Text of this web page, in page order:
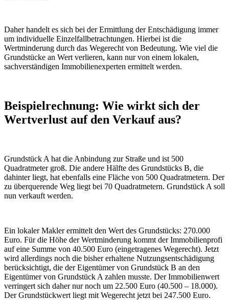
Daher handelt es sich bei der Ermittlung der Entschädigung immer
um individuelle Einzelfallbetrachtungen. Hierbei ist die
Wertminderung durch das Wegerecht von Bedeutung. Wie viel die
Grundstücke an Wert verlieren, kann nur von einem lokalen,
sachverständigen Immobilienexperten ermittelt werden.
Beispielrechnung: Wie wirkt sich der
Wertverlust auf den Verkauf aus?
Grundstück A hat die Anbindung zur Straße und ist 500
Quadratmeter groß. Die andere Hälfte des Grundstücks B, die
dahinter liegt, hat ebenfalls eine Fläche von 500 Quadratmetern. Der
zu überquerende Weg liegt bei 70 Quadratmetern. Grundstück A soll
nun verkauft werden.
Ein lokaler Makler ermittelt den Wert des Grundstücks: 270.000
Euro. Für die Höhe der Wertminderung kommt der Immobilienprofi
auf eine Summe von 40.500 Euro (eingetragenes Wegerecht). Jetzt
wird allerdings noch die bisher erhaltene Nutzungsentschädigung
berücksichtigt, die der Eigentümer von Grundstück B an den
Eigentümer von Grundstück A zahlen musste. Der Immobilienwert
verringert sich daher nur noch um 22.500 Euro (40.500 – 18.000).
Der Grundstückwert liegt mit Wegerecht jetzt bei 247.500 Euro.